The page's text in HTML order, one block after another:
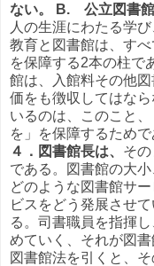
ない。
B. 公立図書館
人の生涯にわたる学
教育と図書館は、す
を保障する2本の柱
館は、入館料その他
価をも徴収してはな
いるのは、このこと
を」を保障するためで
４．図書館長は、 そ
である。図書館の大
どのような図書館サ
ビスをどう発展させ
る。司書職員を指揮
めていく、それが図
図書館法を引くと、